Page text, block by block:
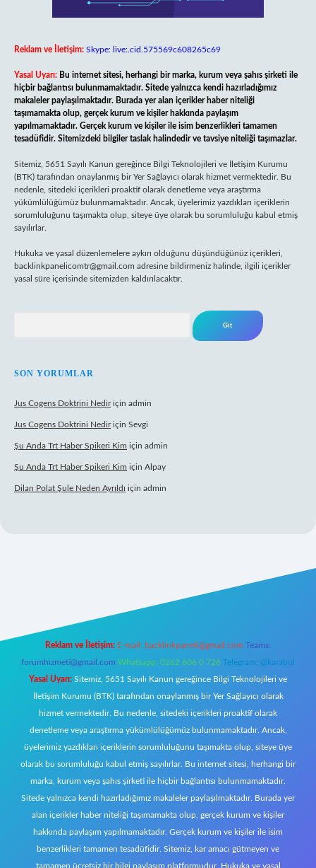
Reklam ve İletişim: Skype: live:.cid.575569c608265c69
Yasal Uyarı: Bu internet sitesi, herhangi bir marka, kurum veya şahıs şirketi ile
hiçbir bağlantısı bulunmamaktadır. Sitede yalnızca kendi hazırladığımız
makaleler paylaşılmaktadır. Burada yer alan içerikler haber niteliği
taşımamakta olup, gerçek kurum ve kişiler hakkında paylaşım
yapılmamaktadır. Gerçek kurum ve kişiler ile isim benzerlikleri tamamen
tesadüfidir. Sitemizdeki bilgiler taslak halindedir ve tavsiye niteliği taşımazlar.
Sitemiz, 5651 Sayılı Kanun gereğince Bilgi Teknolojileri ve İletişim Kurumu
(BTK) tarafından onaylanmış bir Yer Sağlayıcı olarak hizmet vermektedir. Bu
nedenle, sitedeki içerikleri proaktif olarak denetleme veya araştırma
yükümlülüğümüz bulunmamaktadır. Ancak, üyelerimiz yazdıkları içeriklerin
sorumluluğunu taşımakta olup, siteye üye olarak bu sorumluluğu kabul etmiş
sayılırlar.
Hukuka ve yasal düzenlemelere aykırı olduğunu düşündüğünüz içerikleri,
backlinkpanelicomtr@gmail.com adresine bildirmeniz halinde, ilgili içerikler
yasal süre içerisinde sitemizden kaldırılacaktır.
SON YORUMLAR
Jus Cogens Doktrini Nediriçin admin
Jus Cogens Doktrini Nediriçin Sevgi
Şu Anda Trt Haber Spikeri Kim için admin
Şu Anda Trt Haber Spikeri Kim için Alpay
Dilan Polat Şule Neden Ayrıldı için admin
Reklam ve İletişim: E-mail: backlinkpaneli@gmail.com Teams:
forumhizmeti@gmail.com Whatsapp: 0262 606 0 726 Telegram: @karabul
Yasal Uyarı: Sitemiz, 5651 Sayılı Kanun gereğince Bilgi Teknolojileri ve
İletişim Kurumu (BTK) tarafından onaylanmış bir Yer Sağlayıcı olarak
hizmet vermektedir. Bu nedenle, sitedeki içerikleri proaktif olarak
denetleme veya araştırma yükümlülüğümüz bulunmamaktadır. Ancak,
üyelerimiz yazdıkları içeriklerin sorumluluğunu taşımakta olup, siteye üye
olarak bu sorumluluğu kabul etmiş sayılırlar. Bu internet sitesi, herhangi bir
marka, kurum veya şahıs şirketi ile hiçbir bağlantısı bulunmamaktadır.
Sitede yalnızca kendi hazırladığımız makaleler paylaşılmaktadır. Burada yer
alan içerikler haber niteliği taşımamakta olup, gerçek kurum ve kişiler
hakkında paylaşım yapılmamaktadır. Gerçek kurum ve kişiler ile isim
benzerlikleri tamamen tesadüfidir. Sitemiz, kar amacı gütmeyen ve
tamamen ücretsiz bir bilgi paylaşım platformudur. Hukuka ve yasal